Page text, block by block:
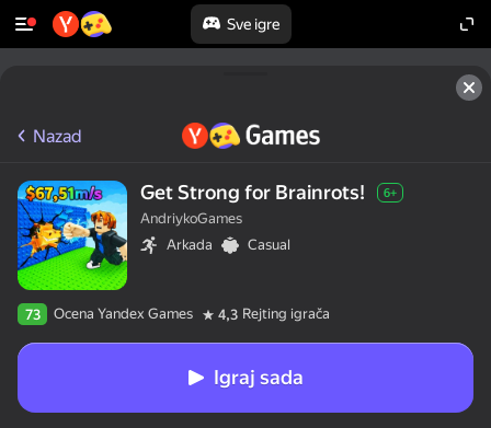
Sve igre
Nazad
Get Strong for Brainrots! 6+
AndriykoGames
Arkada
Casual
73 Ocena Yandex Games 4,3 Rejting igrača
Igraj sada